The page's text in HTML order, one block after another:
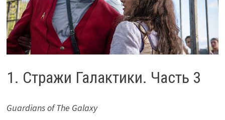
1. Стражи Галактики. Часть 3
Guardians of The Galaxy